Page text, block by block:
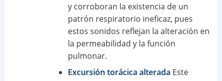
y corroboran la existencia de un
patrón respiratorio ineficaz, pues
estos sonidos reflejan la alteración en
la permeabilidad y la función
pulmonar.
Excursión torácica alterada Este